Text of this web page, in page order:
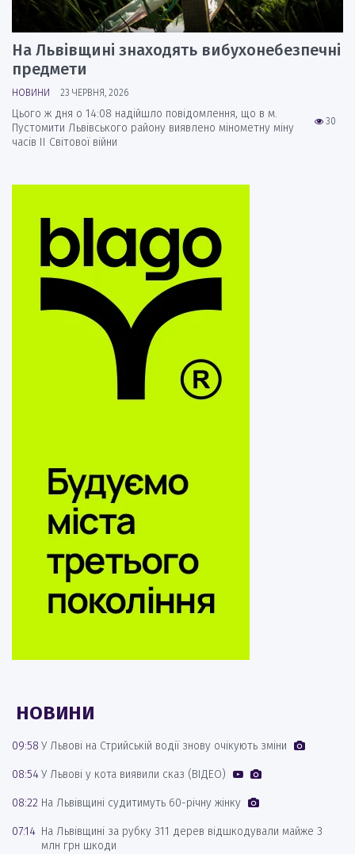
На Львівщині знаходять вибухонебезпечні
предмети
НОВИНИ 23 ЧЕРВНЯ, 2026
30
Цього ж дня о 14:08 надійшло повідомлення, що в м.
Пустомити Львівського району виявлено мінометну міну
часів ІІ Світової війни
НОВИНИ
09:58 У Львові на Стрийській водії знову очікують зміни
08:54У Львові у кота виявили сказ (ВІДЕО)
08:22 На Львівщині судитимуть 60-річну жінку
07:14 На Львівщині за рубку 311 дерев відшкодували майже 3
млн грн шкоди